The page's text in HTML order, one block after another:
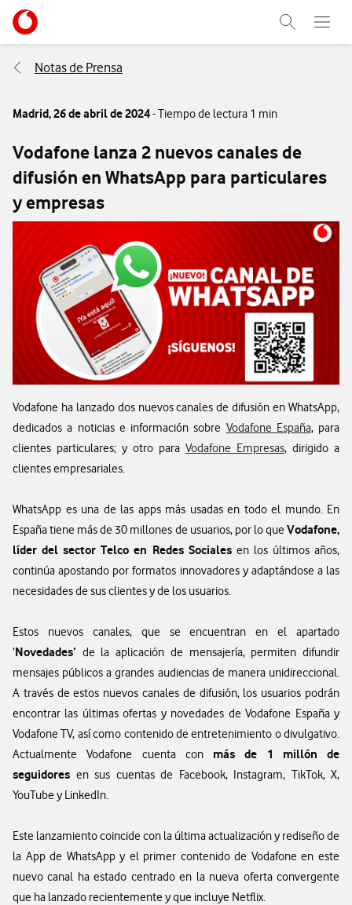
Ir a la pagina principal de vodafone.es
Abrir
Menu
Abre
Notas de Prensa
Madrid,26 de abril de 2024- Tiempo de lectura 1 min
Vodafone lanza 2 nuevos canales de
difusión en WhatsApp para particulares
y empresas
Vodafone ha lanzado dos nuevos canales de difusión en WhatsApp,
dedicados a noticias e información sobre Vodafone España, para
clientes particulares; y otro para Vodafone Empresas, dirigido a
clientes empresariales.
WhatsApp es una de las apps más usadas en todo el mundo. En
España tiene más de 30 millones de usuarios, por lo que Vodafone,
líder del sector Telco en Redes Socialesen los últimos años,
continúa apostando por formatos innovadores y adaptándose a las
necesidades de sus clientes y de los usuarios.
Estos nuevos canales, que se encuentran en el apartado
‘Novedades’ de la aplicación de mensajería, permiten difundir
mensajes públicos a grandes audiencias de manera unidireccional.
A través de estos nuevos canales de difusión, los usuarios podrán
encontrar las últimas ofertas y novedades de Vodafone España y
Vodafone TV, así como contenido de entretenimiento o divulgativo.
Actualmente Vodafone cuenta con más de 1 millón de
seguidores en sus cuentas de Facebook, Instagram, TikTok, X,
YouTube y LinkedIn.
Este lanzamiento coincide con la última actualización y rediseño de
la App de WhatsApp y el primer contenido de Vodafone en este
nuevo canal ha estado centrado en la nueva oferta convergente
que ha lanzado recientemente y que incluye Netflix.